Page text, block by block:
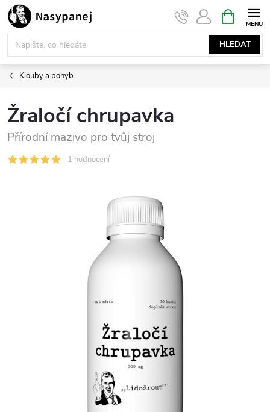
Přejít
na
obsah
HLEDAT
NÁKUPNÍ
KOŠÍK
Klouby a pohyb
Žraločí chrupavka
Přírodní mazivo pro tvůj stroj
1 hodnocení